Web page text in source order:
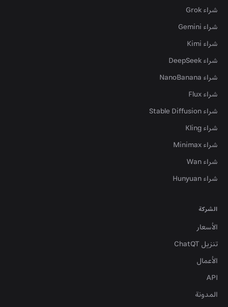
شراء Grok
شراء Gemini
شراء Kimi
شراء DeepSeek
شراء NanoBanana
شراء Flux
شراء Stable Diffusion
شراء Kling
شراء Minimax
شراء Wan
شراء Hunyuan
الشركة
الأسعار
تنزيل ChatQT
الأعمال
API
المدونة